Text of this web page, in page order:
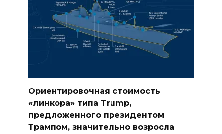
Ориентировочная стоимость
«линкора» типа Trump,
предложенного президентом
Трампом, значительно возросла